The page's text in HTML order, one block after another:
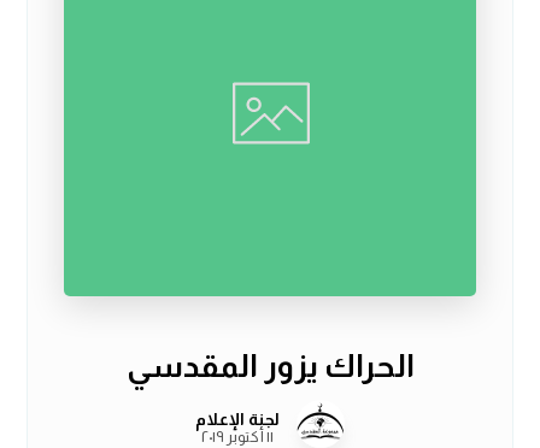
الحراك يزور المقدسي
لجنة الإعلام
١١ أكتوبر ٢٠١٩